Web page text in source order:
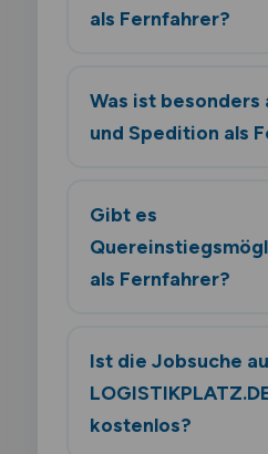
als Fernfahrer?
Was ist besonders
und Spedition als
Gibt es
als Fernfahrer?
Ist die Jobsuche
kostenlos?